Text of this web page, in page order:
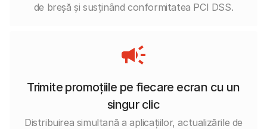
de breșă și susținând conformitatea PCI DSS.
Trimite promoțiile pe fiecare ecran cu un
singur clic
Distribuirea simultană a aplicațiilor, actualizările de